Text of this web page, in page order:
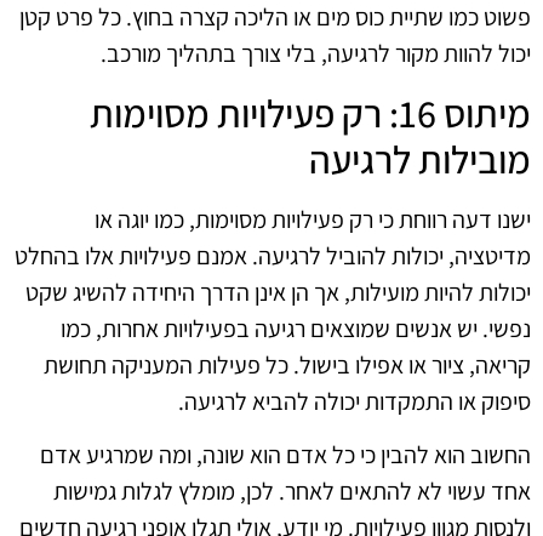
פשוט כמו שתיית כוס מים או הליכה קצרה בחוץ. כל פרט קטן
יכול להוות מקור לרגיעה, בלי צורך בתהליך מורכב.
מיתוס 16: רק פעילויות מסוימות
מובילות לרגיעה
ישנו דעה רווחת כי רק פעילויות מסוימות, כמו יוגה או
מדיטציה, יכולות להוביל לרגיעה. אמנם פעילויות אלו בהחלט
יכולות להיות מועילות, אך הן אינן הדרך היחידה להשיג שקט
נפשי. יש אנשים שמוצאים רגיעה בפעילויות אחרות, כמו
קריאה, ציור או אפילו בישול. כל פעילות המעניקה תחושת
סיפוק או התמקדות יכולה להביא לרגיעה.
החשוב הוא להבין כי כל אדם הוא שונה, ומה שמרגיע אדם
אחד עשוי לא להתאים לאחר. לכן, מומלץ לגלות גמישות
ולנסות מגוון פעילויות. מי יודע, אולי תגלו אופני רגיעה חדשים